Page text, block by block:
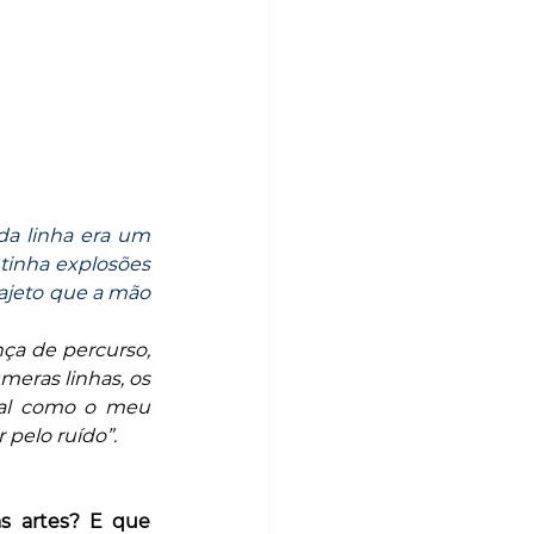
linha era um
explosões
que a mão
de percurso,
linhas, os
como o meu
pelo ruído”.
artes? E que